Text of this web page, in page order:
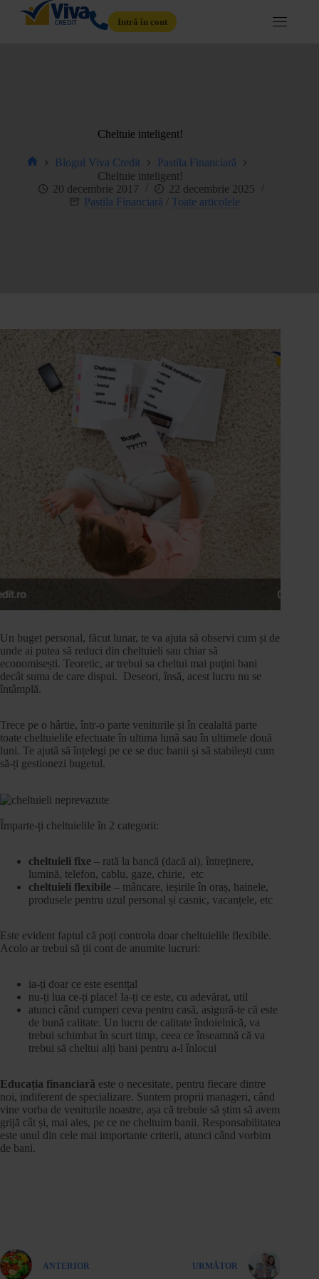
Intră în cont
Cheltuie inteligent!
Blogul Viva Credit
Pastila Financiară
Cheltuie inteligent!
20 decembrie 2017
22 decembrie 2025
Pastila Financiară / Toate articolele
Un buget personal, făcut lunar, te va ajuta să observi cum și de
unde ai putea să reduci din cheltuieli sau chiar să
economisești. Teoretic, ar trebui sa cheltui mai puţini bani
decât suma de care dispui. Deseori, însă, acest lucru nu se
întâmplă.
Trece pe o hârtie, într-o parte veniturile și în cealaltă parte
toate cheltuielile efectuate în ultima lună sau în ultimele două
luni. Te ajută să înțelegi pe ce se duc banii și să stabilești cum
să-ți gestionezi bugetul.
Împarte-ți cheltuielile în 2 categorii:
cheltuieli fixe – rată la bancă (dacă ai), întreținere,
lumină, telefon, cablu, gaze, chirie, etc
cheltuieli flexibile – mâncare, ieșirile în oraș, hainele,
produsele pentru uzul personal și casnic, vacanțele, etc
Este evident faptul că poți controla doar cheltuielile flexibile.
Acolo ar trebui să ții cont de anumite lucruri:
ia-ți doar ce este esentțal
nu-ți lua ce-ți place! Ia-ți ce este, cu adevărat, util
atunci când cumperi ceva pentru casă, asigură-te că este
de bună calitate. Un lucru de calitate îndoielnică, va
trebui schimbat în scurt timp, ceea ce înseamnă că va
trebui să cheltui alți bani pentru a-l înlocui
Educația financiară este o necesitate, pentru fiecare dintre
noi, indiferent de specializare. Suntem proprii manageri, când
vine vorba de veniturile noastre, așa că trebuie să știm să avem
grijă cât și, mai ales, pe ce ne cheltuim banii. Responsabilitatea
este unul din cele mai importante criterii, atunci când vorbim
de bani.
ANTERIOR URMĂTOR